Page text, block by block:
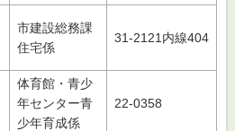
市建設総務課
住宅係
31-2121内線404
体育館・青少
年センター青
少年育成係
22-0358